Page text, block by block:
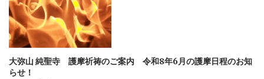
大弥山 純聖寺 護摩祈祷のご案内 令和8年6月の護摩日程のお知
らせ！